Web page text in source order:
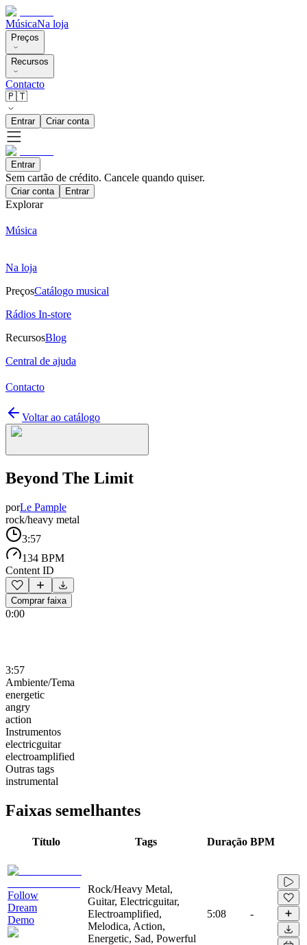
MúsicaNa loja
Preços
Recursos
Contacto
🇵🇹
Entrar Criar conta
Entrar
Sem cartão de crédito. Cancele quando quiser.
Criar conta Entrar
Explorar
Música
Na loja
PreçosCatálogo musical
Rádios In-store
RecursosBlog
Central de ajuda
Contacto
Voltar ao catálogo
Beyond The Limit
porLe Pample
rock/heavy metal
3:57
134 BPM
Content ID
Comprar faixa
0:00
3:57
Ambiente/Tema
energetic
angry
action
Instrumentos
electricguitar
electroamplified
Outras tags
instrumental
Faixas semelhantes
Título Tags Duração BPM
Follow
Dream
Demo
Rock/Heavy Metal,
Guitar, Electricguitar,
Electroamplified,
Melodica, Action,
Energetic, Sad, Powerful
5:08 -